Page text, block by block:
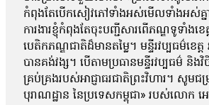
កំពុងតែបើកសៀវភៅទាំងអស់មើលទាំងអស់គ្ន
ការងារខ្ញុំកំពុងតែចុះបញ្ជីសារពើភណ្ឌទូទាំង
បេតិកភណ្ឌជាតិដ៏មានតម្លៃ។ មន្ទីរវប្បធម៌ខេ
បានគង់វង្ស។ បើតាមប្រធានមន្ទីរវប្បធម៌
គ្រប់គ្រងរបស់អាជ្ញាធរជាតិព្រះវិហារ។ សូម
បុរាណដ្ឋាន នៃប្រទេសកម្ពុជា» របស់លោ